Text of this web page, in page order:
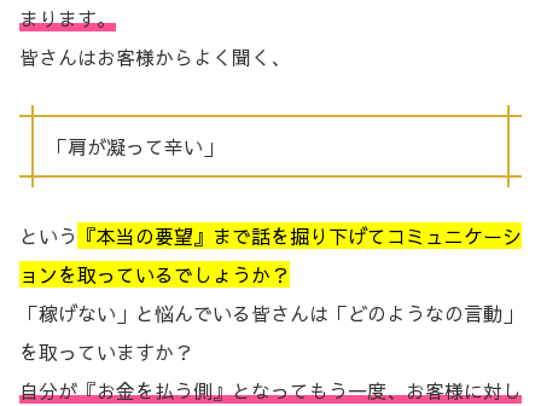
まります。
皆さんはお客様からよく聞く、
「肩が凝って辛い」
という 『本当の要望』まで話を掘り下げてコミュニケーシ
ョンを取っているでしょうか？
「稼げない」と悩んでいる皆さんは「どのようなの言動」
を取っていますか？
自分が『お金を払う側』となってもう一度、お客様に対し